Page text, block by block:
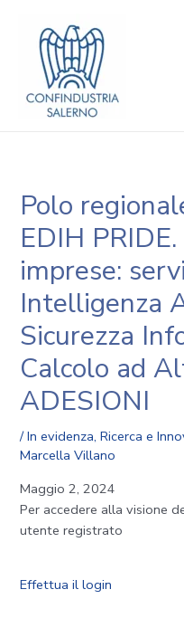
contenuto
Polo
EDIH
imprese:
Intelligenza
Sicurezza
Calcolo ad
ADESIONI
/In evidenza,Ricerca e
Marcella Villano
Maggio 2, 2024
Per accedere alla visione
utente registrato
Effettua il login
articoli